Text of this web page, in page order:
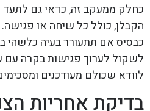
כחלק ממעקב זה, כדאי גם
הקבלן, כולל כל שיחה או
כבסיס אם תתעורר בעיה כלשהי
לשקול לערוך פגישות בקרה עם
לוודא שכולם מעודכנים
בדיקת אחריות